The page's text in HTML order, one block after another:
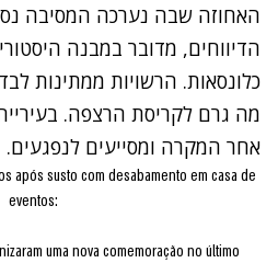
האחוזה שבה נערכה המסיבה
הדיווחים, מדובר במבנה
כלונסאות. הרשויות ממתינות
מה גרם לקריסת הרצפה.
אחר המקרה ומסייעים לנפגעים.
após susto com desabamento em casa de
eventos:
uma nova comemoração no último